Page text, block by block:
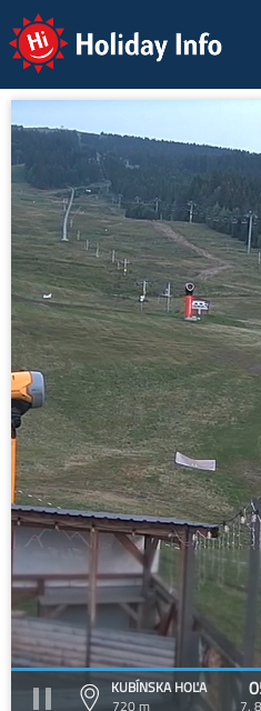
Holiday Info
KUBÍNSKA HOĽA
720 m
7.